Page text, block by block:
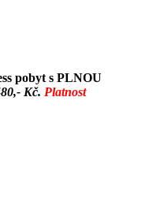
pobyt s PLNOU
Kč. Platnost